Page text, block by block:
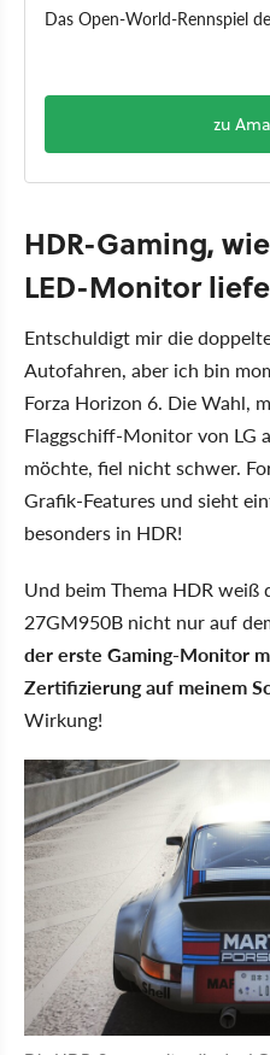
Das Open-World-Rennspiel
zu
HDR-Gaming,
LED-Monitor
Entschuldigt mir die
Autofahren, aber ich bin
Forza Horizon 6. Die Wahl,
Flaggschiff-Monitor von LG
möchte, fiel nicht schwer.
Grafik-Features und sieht
besonders in HDR!
Und beim Thema HDR weiß
27GM950B nicht nur auf
der erste Gaming-Monitor
Zertifizierung auf meinem
Wirkung!